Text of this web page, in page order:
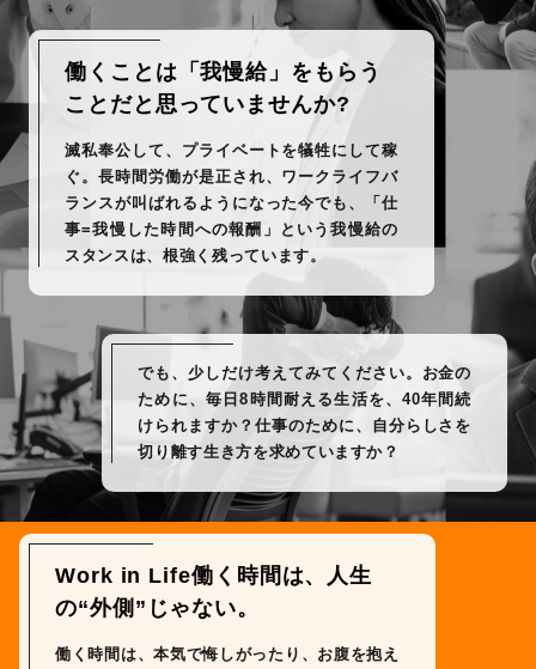
働 く こ と は 「我慢給 」 を も ら う
こ と だと 思ってい ませんか?
滅私奉公 して 、 プラ イベー ト を犠牲に して稼
ぐ 。 長 時 間 労働が是正さ れ、 ワ ーク ラ イ フバ
ラ ン スが叫 ばれる よ う になった今でも 、 「仕
事=我慢 した 時 間 への報酬 」 と い う我慢給の
ス タン ス は、根強 く 残って い ます。
でも 、少 しだけ考 え てみて く ださ い。 お金の
ため に、 毎 日8 時 間 耐 え る生 活を、40年 間続
け られ ますか ？ 仕事のために 、 自分 ら しさ を
切 り 離す生 き方を求めて いま すか ？
Work in Life働 く 時間 は、 人生
の“外側 ” じ ゃない。
働 く 時間 は、本気で悔 しがった り 、 お 腹を抱え